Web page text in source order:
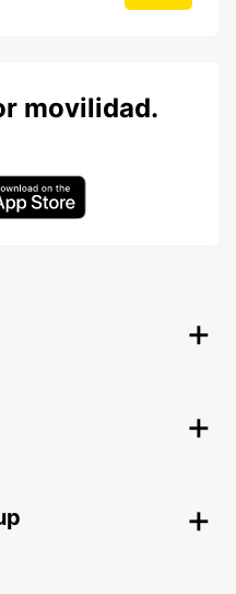
movilidad.